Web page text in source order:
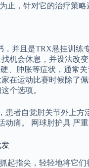
，针对它的治疗策
，并且是TRX悬挂训练
机会休息，并设法改变
肿胀等症状，通常
运动比赛时候除了
个选项。
者自觉肘关节外上
痛。 网球肘护具 严
发
指尖，轻轻地将它